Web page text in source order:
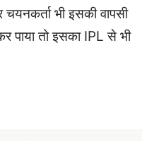
भी इसकी वापसी
पाया तो इसका IPL से भी